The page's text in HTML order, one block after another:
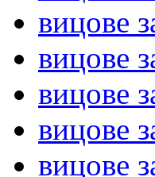
вицове
вицове
вицове
вицове
вицове